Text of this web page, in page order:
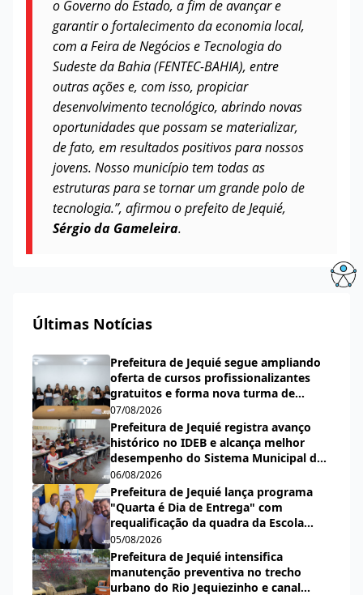
o Governo do Estado, a fim de avançar e
garantir o fortalecimento da economia local,
com a Feira de Negócios e Tecnologia do
Sudeste da Bahia (FENTEC-BAHIA), entre
outras ações e, com isso, propiciar
desenvolvimento tecnológico, abrindo novas
oportunidades que possam se materializar,
de fato, em resultados positivos para nossos
jovens. Nosso município tem todas as
estruturas para se tornar um grande polo de
tecnologia.”, afirmou o prefeito de Jequié,
Sérgio da Gameleira.
Últimas Notícias
Prefeitura de Jequié segue ampliando
oferta de cursos profissionalizantes
gratuitos e forma nova turma de
cabeleireiras, manicures e pedicures
07/08/2026
Prefeitura de Jequié registra avanço
histórico no IDEB e alcança melhor
desempenho do Sistema Municipal de
Ensino desde a criação do índice
06/08/2026
Prefeitura de Jequié lança programa
"Quarta é Dia de Entrega" com
requalificação da quadra da Escola
Municipal Carlos Aguiar
05/08/2026
Prefeitura de Jequié intensifica
manutenção preventiva no trecho
urbano do Rio Jequiezinho e canal